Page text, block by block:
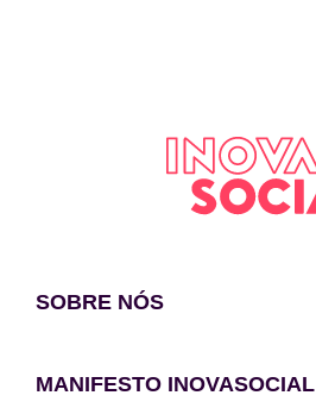
SOBRE NÓS
MANIFESTO INOVASOCIAL